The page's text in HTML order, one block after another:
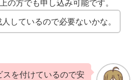
の方でも申し込み可能です。
しているので必要ないかな。
スを付けているので安